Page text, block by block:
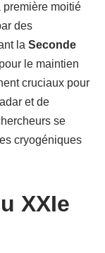
première moitié
des
la Seconde
le maintien
cruciaux pour
et de
se
cryogéniques
XXIe